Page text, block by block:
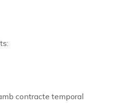
contracte temporal